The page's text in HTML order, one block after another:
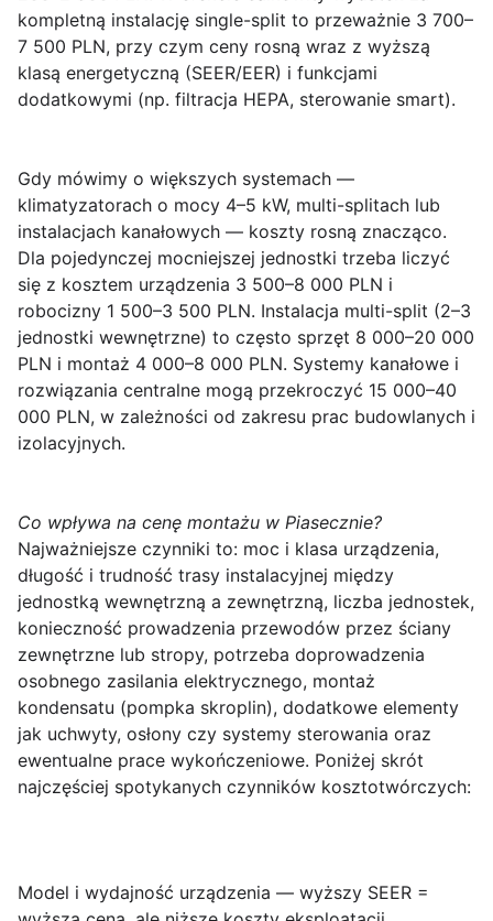
kompletną instalację single-split to przeważnie 3 700–
7 500 PLN, przy czym ceny rosną wraz z wyższą
klasą energetyczną (SEER/EER) i funkcjami
dodatkowymi (np. filtracja HEPA, sterowanie smart).
Gdy mówimy o większych systemach —
klimatyzatorach o mocy 4–5 kW, multi-splitach lub
instalacjach kanałowych — koszty rosną znacząco.
Dla pojedynczej mocniejszej jednostki trzeba liczyć
się z kosztem urządzenia 3 500–8 000 PLN i
robocizny 1 500–3 500 PLN. Instalacja multi-split (2–3
jednostki wewnętrzne) to często sprzęt 8 000–20 000
PLN i montaż 4 000–8 000 PLN. Systemy kanałowe i
rozwiązania centralne mogą przekroczyć 15 000–40
000 PLN, w zależności od zakresu prac budowlanych i
izolacyjnych.
Co wpływa na cenę montażu w Piasecznie?
Najważniejsze czynniki to: moc i klasa urządzenia,
długość i trudność trasy instalacyjnej między
jednostką wewnętrzną a zewnętrzną, liczba jednostek,
konieczność prowadzenia przewodów przez ściany
zewnętrzne lub stropy, potrzeba doprowadzenia
osobnego zasilania elektrycznego, montaż
kondensatu (pompka skroplin), dodatkowe elementy
jak uchwyty, osłony czy systemy sterowania oraz
ewentualne prace wykończeniowe. Poniżej skrót
najczęściej spotykanych czynników kosztotwórczych:
Model i wydajność urządzenia — wyższy SEER =